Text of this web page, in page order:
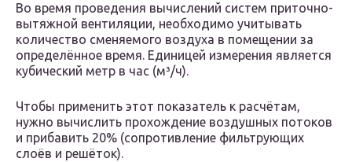
Во время проведения вычислений систем приточно-
вытяжной вентиляции, необходимо учитывать
количество сменяемого воздуха в помещении за
определённое время. Единицей измерения является
кубический метр в час (м³/ч).
Чтобы применить этот показатель к расчётам,
нужно вычислить прохождение воздушных потоков
и прибавить 20% (сопротивление фильтрующих
слоёв и решёток).